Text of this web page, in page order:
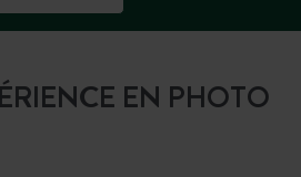
EN PHOTO